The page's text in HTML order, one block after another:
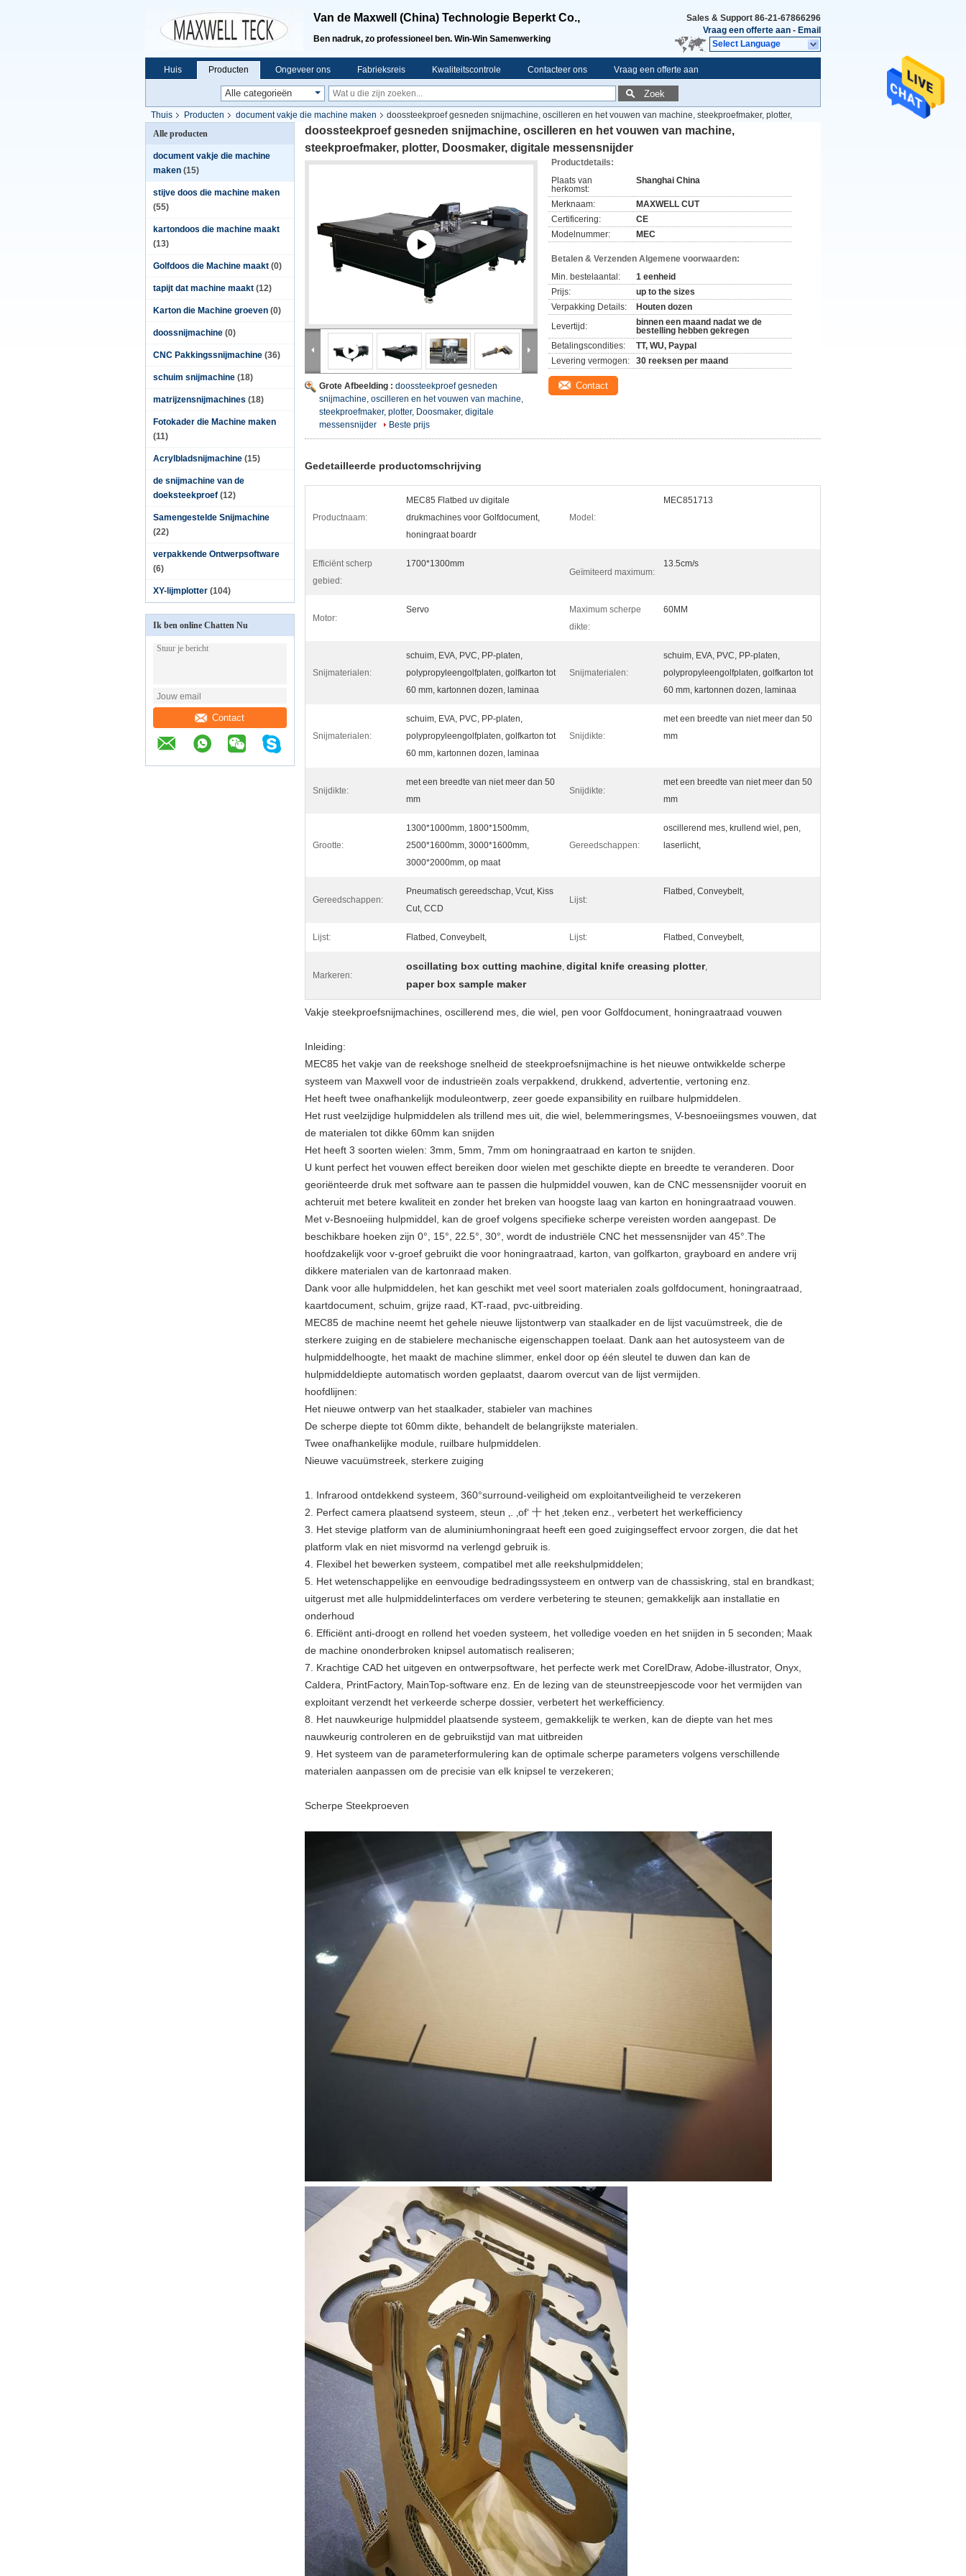
Van de Maxwell (China) Technologie Beperkt Co.,
Ben nadruk, zo professioneel ben. Win-Win Samenwerking
Sales & Support 86-21-67866296
Vraag een offerte aan - Email
Select Language
Huis Producten Ongeveer ons Fabrieksreis Kwaliteitscontrole Contacteer ons Vraag een offerte aan
Zoek
Thuis Producten document vakje die machine maken
doossteekproef gesneden snijmachine, oscilleren en het vouwen van machine, steekproefmaker, plotter,
Doosmaker, digitale messensnijder
Alle producten
document vakje die machine
maken (15)
stijve doos die machine maken
(55)
kartondoos die machine maakt
(13)
Golfdoos die Machine maakt (0)
tapijt dat machine maakt (12)
Karton die Machine groeven (0)
doossnijmachine (0)
CNC Pakkingssnijmachine (36)
schuim snijmachine (18)
matrijzensnijmachines (18)
Fotokader die Machine maken
(11)
Acrylbladsnijmachine (15)
de snijmachine van de
doeksteekproef (12)
Samengestelde Snijmachine
(22)
verpakkende Ontwerpsoftware
(6)
XY-lijmplotter (104)
Ik ben online Chatten Nu
Contact
doossteekproef gesneden snijmachine, oscilleren en het vouwen van machine,
steekproefmaker, plotter, Doosmaker, digitale messensnijder
Grote Afbeelding : doossteekproef gesneden
snijmachine, oscilleren en het vouwen van machine,
steekproefmaker, plotter, Doosmaker, digitale
messensnijder
Beste prijs
Productdetails:
Plaats van
herkomst:
Shanghai China
Merknaam:
MAXWELL CUT
Certificering:
CE
Modelnummer:
MEC
Betalen & Verzenden Algemene voorwaarden:
Min. bestelaantal:
1 eenheid
Prijs:
up to the sizes
Verpakking Details:
Houten dozen
Levertijd:
binnen een maand nadat we de
bestelling hebben gekregen
Betalingscondities:
TT, WU, Paypal
Levering vermogen:
30 reeksen per maand
Contact
Gedetailleerde productomschrijving
Productnaam:
MEC85 Flatbed uv digitale
drukmachines voor Golfdocument,
honingraat boardr
Model:
MEC851713
Efficiënt scherp
gebied:
1700*1300mm
Geïmiteerd maximum:
13.5cm/s
Motor:
Servo
Maximum scherpe
dikte:
60MM
Snijmaterialen:
schuim, EVA, PVC, PP-platen,
polypropyleengolfplaten, golfkarton tot
60 mm, kartonnen dozen, laminaa
Snijmaterialen:
schuim, EVA, PVC, PP-platen,
polypropyleengolfplaten, golfkarton tot
60 mm, kartonnen dozen, laminaa
Snijmaterialen:
schuim, EVA, PVC, PP-platen,
polypropyleengolfplaten, golfkarton tot
60 mm, kartonnen dozen, laminaa
Snijdikte:
met een breedte van niet meer dan 50
mm
Snijdikte:
met een breedte van niet meer dan 50
mm
Snijdikte:
met een breedte van niet meer dan 50
mm
Grootte:
1300*1000mm, 1800*1500mm,
2500*1600mm, 3000*1600mm,
3000*2000mm, op maat
Gereedschappen:
oscillerend mes, krullend wiel, pen,
laserlicht,
Gereedschappen:
Pneumatisch gereedschap, Vcut, Kiss
Cut, CCD
Lijst:
Flatbed, Conveybelt,
Lijst: Flatbed, Conveybelt, Lijst: Flatbed, Conveybelt,
Markeren:
oscillating box cutting machine, digital knife creasing plotter,
paper box sample maker
Vakje steekproefsnijmachines, oscillerend mes, die wiel, pen voor Golfdocument, honingraatraad vouwen
Inleiding:
MEC85 het vakje van de reekshoge snelheid de steekproefsnijmachine is het nieuwe ontwikkelde scherpe
systeem van Maxwell voor de industrieën zoals verpakkend, drukkend, advertentie, vertoning enz.
Het heeft twee onafhankelijk moduleontwerp, zeer goede expansibility en ruilbare hulpmiddelen.
Het rust veelzijdige hulpmiddelen als trillend mes uit, die wiel, belemmeringsmes, V-besnoeiingsmes vouwen, dat
de materialen tot dikke 60mm kan snijden
Het heeft 3 soorten wielen: 3mm, 5mm, 7mm om honingraatraad en karton te snijden.
U kunt perfect het vouwen effect bereiken door wielen met geschikte diepte en breedte te veranderen. Door
georiënteerde druk met software aan te passen die hulpmiddel vouwen, kan de CNC messensnijder vooruit en
achteruit met betere kwaliteit en zonder het breken van hoogste laag van karton en honingraatraad vouwen.
Met v-Besnoeiing hulpmiddel, kan de groef volgens specifieke scherpe vereisten worden aangepast. De
beschikbare hoeken zijn 0°, 15°, 22.5°, 30°, wordt de industriële CNC het messensnijder van 45°.The
hoofdzakelijk voor v-groef gebruikt die voor honingraatraad, karton, van golfkarton, grayboard en andere vrij
dikkere materialen van de kartonraad maken.
Dank voor alle hulpmiddelen, het kan geschikt met veel soort materialen zoals golfdocument, honingraatraad,
kaartdocument, schuim, grijze raad, KT-raad, pvc-uitbreiding.
MEC85 de machine neemt het gehele nieuwe lijstontwerp van staalkader en de lijst vacuümstreek, die de
sterkere zuiging en de stabielere mechanische eigenschappen toelaat. Dank aan het autosysteem van de
hulpmiddelhoogte, het maakt de machine slimmer, enkel door op één sleutel te duwen dan kan de
hulpmiddeldiepte automatisch worden geplaatst, daarom overcut van de lijst vermijden.
hoofdlijnen:
Het nieuwe ontwerp van het staalkader, stabieler van machines
De scherpe diepte tot 60mm dikte, behandelt de belangrijkste materialen.
Twee onafhankelijke module, ruilbare hulpmiddelen.
Nieuwe vacuümstreek, sterkere zuiging
1. Infrarood ontdekkend systeem, 360°surround-veiligheid om exploitantveiligheid te verzekeren
2. Perfect camera plaatsend systeem, steun ‚. ‚of‘ 十 het ‚teken enz., verbetert het werkefficiency
3. Het stevige platform van de aluminiumhoningraat heeft een goed zuigingseffect ervoor zorgen, die dat het
platform vlak en niet misvormd na verlengd gebruik is.
4. Flexibel het bewerken systeem, compatibel met alle reekshulpmiddelen;
5. Het wetenschappelijke en eenvoudige bedradingssysteem en ontwerp van de chassiskring, stal en brandkast;
uitgerust met alle hulpmiddelinterfaces om verdere verbetering te steunen; gemakkelijk aan installatie en
onderhoud
6. Efficiënt anti-droogt en rollend het voeden systeem, het volledige voeden en het snijden in 5 seconden; Maak
de machine ononderbroken knipsel automatisch realiseren;
7. Krachtige CAD het uitgeven en ontwerpsoftware, het perfecte werk met CorelDraw, Adobe-illustrator, Onyx,
Caldera, PrintFactory, MainTop-software enz. En de lezing van de steunstreepjescode voor het vermijden van
exploitant verzendt het verkeerde scherpe dossier, verbetert het werkefficiency.
8. Het nauwkeurige hulpmiddel plaatsende systeem, gemakkelijk te werken, kan de diepte van het mes
nauwkeurig controleren en de gebruikstijd van mat uitbreiden
9. Het systeem van de parameterformulering kan de optimale scherpe parameters volgens verschillende
materialen aanpassen om de precisie van elk knipsel te verzekeren;
Scherpe Steekproeven